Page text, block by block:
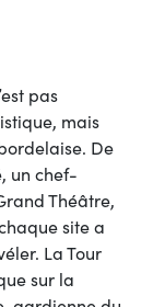
pas
mais
De
un chef-
Théâtre,
site a
La Tour
sur la